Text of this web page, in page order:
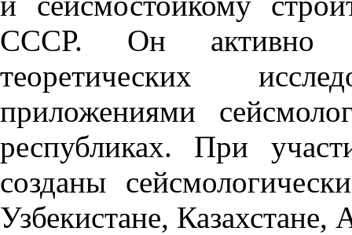
СССР. Он активно
теоретических
приложениями
республиках. При
созданы
Узбекистане, Казахстане,